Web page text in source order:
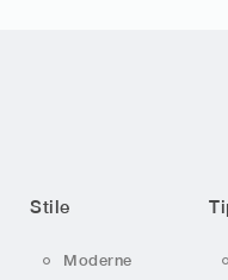
Stile
Moderne